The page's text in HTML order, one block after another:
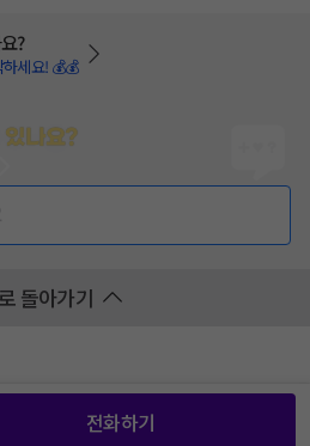
?
세요! 💰💰
나요?
돌아가기
전화하기